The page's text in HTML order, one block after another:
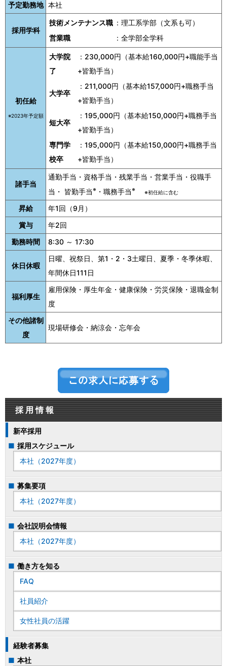
予定勤務地 本社
採用学科
技術メンテナンス職 ：理工系学部（文系も可）
営業職
：全学部全学科
初任給
※2023年予定額
大学院
了
：230,000円（基本給160,000円+職能手当
+皆勤手当）
大学卒
：211,000円（基本給157,000円+職務手当
+皆勤手当）
短大卒
：195,000円（基本給150,000円+職務手当
+皆勤手当）
専門学
校卒
：195,000円（基本給150,000円+職務手当
+皆勤手当）
諸手当
通勤手当・資格手当・残業手当・営業手当・役職手
当・ 皆勤手当※ ・職務手当※ ※初任給に含む
昇給
年1回（9月）
賞与
年2回
勤務時間
8:30 ～ 17:30
休日休暇
日曜、祝祭日、第1・2・3土曜日、夏季・冬季休暇、
年間休日111日
福利厚生
雇用保険・厚生年金・健康保険・労災保険・退職金制
度
その他諸制
度
現場研修会・納涼会・忘年会
採用情報
新卒採用
採用スケジュール
本社（2027年度）
募集要項
本社（2027年度）
会社説明会情報
本社（2027年度）
働き方を知る
FAQ
社員紹介
女性社員の活躍
経験者募集
本社